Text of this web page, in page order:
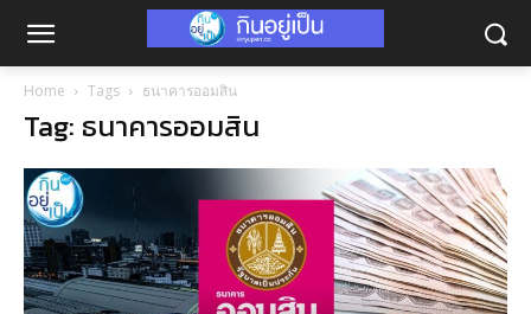
Home Tags ธนาคารออมสิน
Tag: ธนาคารออมสิน